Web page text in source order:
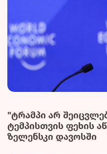
"ტრამპი არ
ტემპისთვის ფეხის
ზელენსკი დავოსში